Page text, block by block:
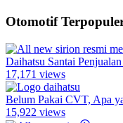
Otomotif
Daihatsu Santai
17,171 views
Belum Pakai CVT, Apa
15,922 views